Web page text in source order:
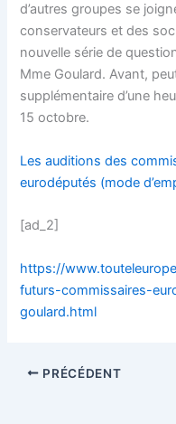
d’autres groupes se
conservateurs et des
nouvelle série de
Mme Goulard. Avant,
supplémentaire d’une
15 octobre.
Les auditions des
eurodéputés (mode
[ad_2]
https://
futurs-commissaires-
goulard.html
PRÉCÉDENT